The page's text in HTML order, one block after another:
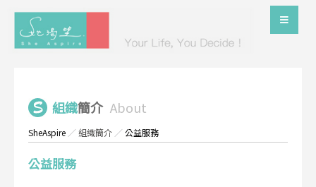
組織簡介 About
SheAspire ／組織簡介 ／公益服務
公益服務